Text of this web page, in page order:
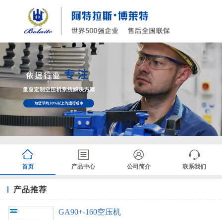
首页 产品中心 公司简介 联系我们
产品推荐
GA90+-160空压机